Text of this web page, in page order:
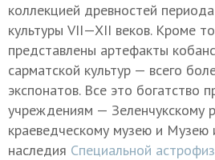
коллекцией древностей
культуры VII—XII веков. Кроме
представлены артефакты
сарматской культур — всего
экспонатов. Все это богатство
учреждениям — Зеленчукскому
краеведческому музею и Музею
наследия Специальной